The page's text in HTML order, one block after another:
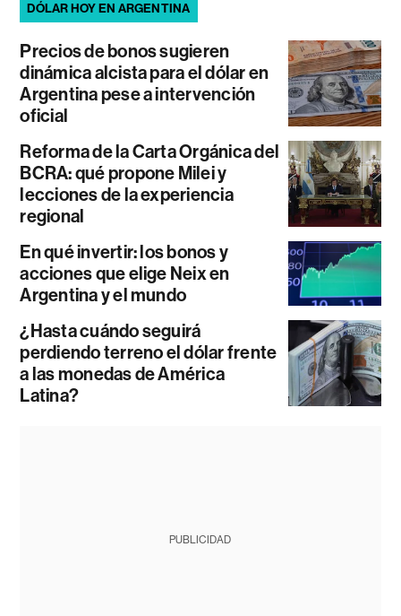
DÓLAR HOY EN ARGENTINA
Precios de bonos sugieren
dinámica alcista para el dólar en
Argentina pese a intervención
oficial
Reforma de la Carta Orgánica del
BCRA: qué propone Milei y
lecciones de la experiencia
regional
En qué invertir: los bonos y
acciones que elige Neix en
Argentina y el mundo
¿Hasta cuándo seguirá
perdiendo terreno el dólar frente
a las monedas de América
Latina?
PUBLICIDAD